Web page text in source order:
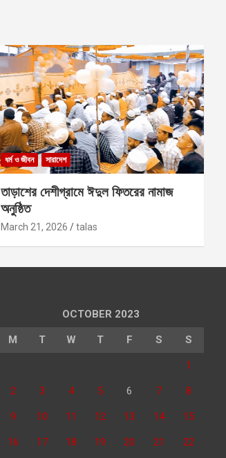
ধর্ম ও জীবন সারাদেশ
তাড়াশের দেশীগ্রামে ঈদুল ফিতরের নামাজ
অনুষ্ঠিত
March 21, 2026 talas
OCTOBER 2023
M T W T F S S
1
2 3 4 5 6 7 8
9 10 11 12 13 14 15
16 17 18 19 20 21 22